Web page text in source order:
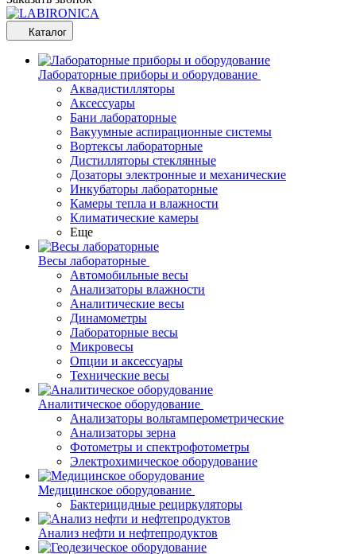
Каталог
Лабораторные приборы и оборудование
Аквадистилляторы
Аксессуары
Бани лабораторные
Вакуумные аспирационные системы
Вортексы лабораторные
Дистилляторы стеклянные
Дозаторы электронные и механические
Инкубаторы лабораторные
Камеры тепла и влажности
Климатические камеры
Еще
Весы лабораторные
Автомобильные весы
Анализаторы влажности
Аналитические весы
Динамометры
Лабораторные весы
Микровесы
Опции и аксессуары
Технические весы
Аналитическое оборудование
Анализаторы вольтамперометрические
Анализаторы зерна
Фотометры и спектрофотометры
Электрохимическое оборудование
Медицинское оборудование
Бактерицидные рециркуляторы
Анализ нефти и нефтепродуктов